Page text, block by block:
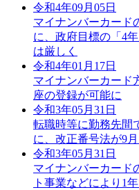
令和4年09月05日
マイナンバーカード
に、政府目標の「4
は厳しく
令和4年01月17日
マイナンバーカード
座の登録が可能に
令和3年05月31日
転職時等に勤務先間
に、改正番号法が9
令和3年05月31日
マイナンバーカード
ト事業などにより1